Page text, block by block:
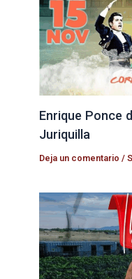
Enrique Ponce
Juriquilla
Deja un comentario /